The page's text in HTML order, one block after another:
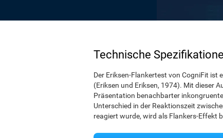
Technische
Der Eriksen-Flankertest von CogniFit
(Eriksen und Eriksen, 1974). Mit dieser
Präsentation benachbarter
Unterschied in der Reaktionszeit
reagiert wurde, wird als Flankers-Effekt